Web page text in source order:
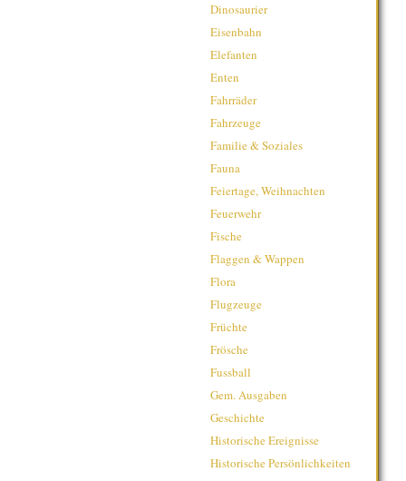
Dinosaurier
Eisenbahn
Elefanten
Enten
Fahrräder
Fahrzeuge
Familie & Soziales
Fauna
Feiertage, Weihnachten
Feuerwehr
Fische
Flaggen & Wappen
Flora
Flugzeuge
Früchte
Frösche
Fussball
Gem. Ausgaben
Geschichte
Historische Ereignisse
Historische Persönlichkeiten